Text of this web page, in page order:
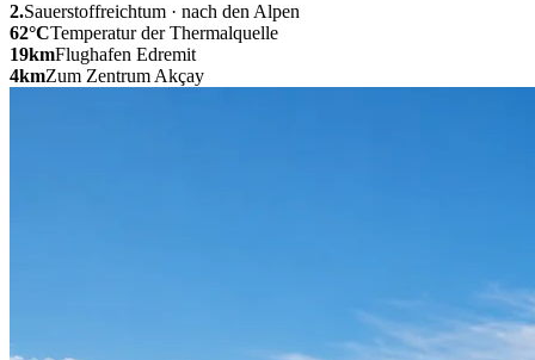
2.Sauerstoffreichtum · nach den Alpen
62°CTemperatur der Thermalquelle
19kmFlughafen Edremit
4kmZum Zentrum Akçay